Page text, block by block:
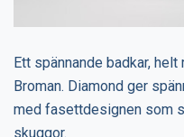
Ett spännande badkar,
Broman. Diamond ger
med fasettdesignen som
skuggor.